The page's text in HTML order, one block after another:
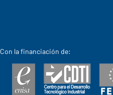
Con la financiación de: